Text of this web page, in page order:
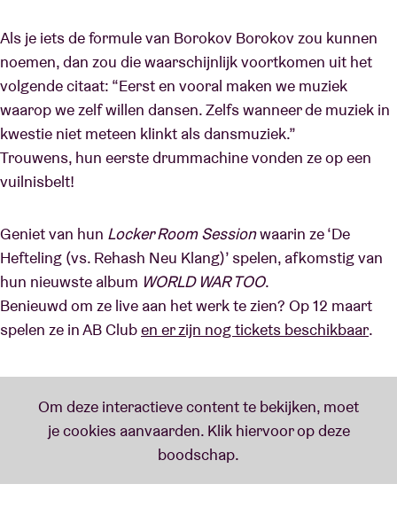
Als je iets de formule van Borokov Borokov zou kunnen
noemen, dan zou die waarschijnlijk voortkomen uit het
volgende citaat: “Eerst en vooral maken we muziek
waarop we zelf willen dansen. Zelfs wanneer de muziek in
kwestie niet meteen klinkt als dansmuziek.”
Trouwens, hun eerste drummachine vonden ze op een
vuilnisbelt!
Geniet van hun Locker Room Sessionwaarin ze ‘De
Hefteling (vs. Rehash Neu Klang)’ spelen, afkomstig van
hun nieuwste album WORLD WAR TOO.
Benieuwd om ze live aan het werk te zien? Op 12 maart
spelen ze in AB Cluben er zijn nog tickets beschikbaar.